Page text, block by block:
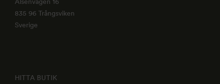
Alsenvägen 16
835 96 Trångsviken
Sverige
HITTA BUTIK